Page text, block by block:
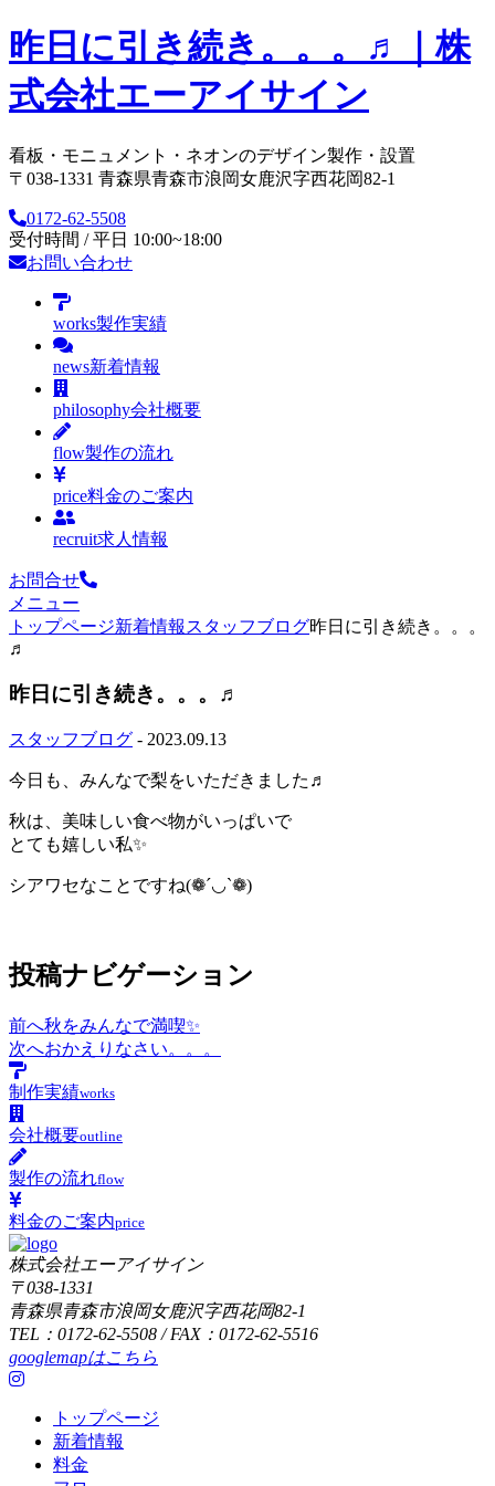
昨日に引き続き。。。♬｜株
式会社エーアイサイン
看板・モニュメント・ネオンのデザイン製作・設置
〒038-1331 青森県青森市浪岡女鹿沢字西花岡82-1
0172-62-5508
受付時間 / 平日 10:00~18:00
お問い合わせ
works製作実績
news新着情報
philosophy会社概要
flow製作の流れ
price料金のご案内
recruit求人情報
お問合せ
メニュー
トップページ新着情報 スタッフブログ昨日に引き続き。。。
♬
昨日に引き続き。。。♬
スタッフブログ - 2023.09.13
今日も、みんなで梨をいただきました♬
秋は、美味しい食べ物がいっぱいで
とても嬉しい私✨
シアワセなことですね(❁´◡`❁)
投稿ナビゲーション
前へ秋をみんなで満喫✨
次へおかえりなさい。。。
制作実績works
会社概要outline
製作の流れflow
料金のご案内price
株式会社エーアイサイン
〒038-1331
青森県青森市浪岡女鹿沢字西花岡82-1
TEL：0172-62-5508 / FAX：0172-62-5516
googlemapはこちら
トップページ
新着情報
料金